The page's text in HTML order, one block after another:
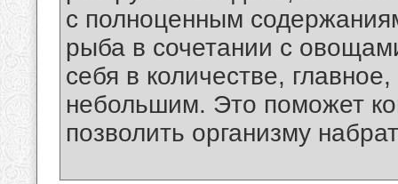
с полноценным
рыба в сочетании с
себя в количестве,
небольшим. Это поможет
позволить организму